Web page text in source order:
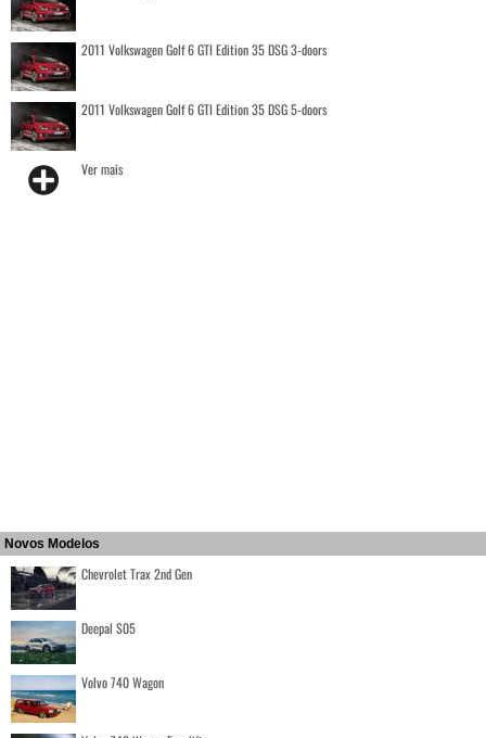
2011 Volkswagen Golf 6 GTI Edition 35 DSG 3-doors
2011 Volkswagen Golf 6 GTI Edition 35 DSG 5-doors
Ver mais
Novos Modelos
Chevrolet Trax 2nd Gen
Deepal S05
Volvo 740 Wagon